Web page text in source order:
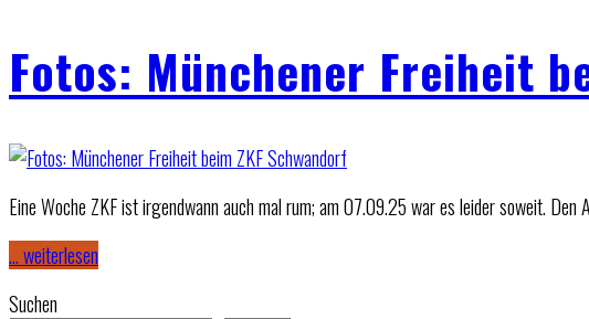
Fotos: Münchener Freiheit
Eine Woche ZKF ist irgendwann auch mal rum; am 07.09.25 war es leider soweit. Den
… weiterlesen
Suchen